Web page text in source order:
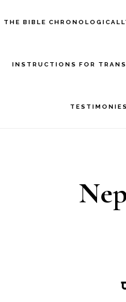
THE BIBLE
INSTRUCTIONS FOR
TESTIMONIES